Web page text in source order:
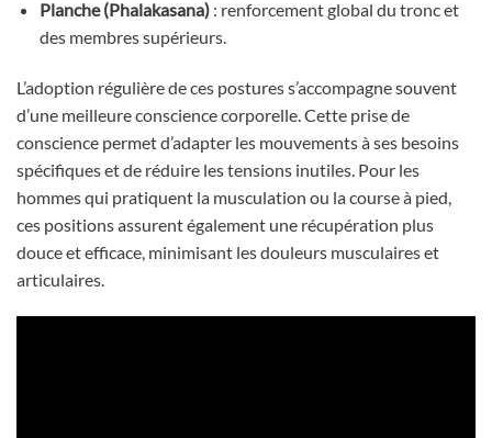
Planche (Phalakasana): renforcement global du tronc et
des membres supérieurs.
L’adoption régulière de ces postures s’accompagne souvent
d’une meilleure conscience corporelle. Cette prise de
conscience permet d’adapter les mouvements à ses besoins
spécifiques et de réduire les tensions inutiles. Pour les
hommes qui pratiquent la musculation ou la course à pied,
ces positions assurent également une récupération plus
douce et efficace, minimisant les douleurs musculaires et
articulaires.